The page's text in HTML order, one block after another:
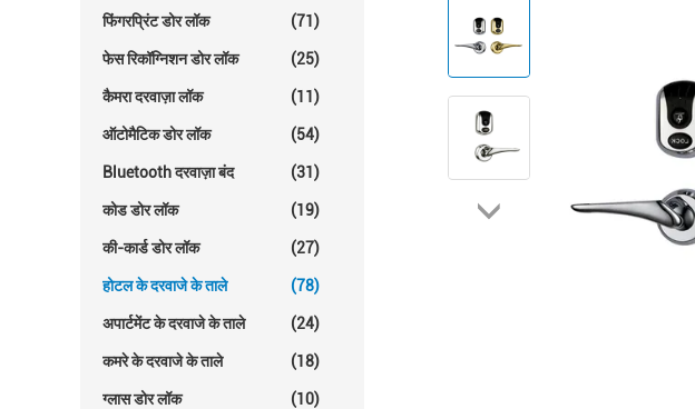
फिंगरप्रिंट डोर लॉक (71)
फेस रिकॉग्निशन डोर लॉक (25)
कैमरा दरवाज़ा लॉक (11)
ऑटोमैटिक डोर लॉक (54)
Bluetooth दरवाज़ा बंद (31)
कोड डोर लॉक (19)
की-कार्ड डोर लॉक (27)
होटल के दरवाजे के ताले (78)
अपार्टमेंट के दरवाजे के ताले (24)
कमरे के दरवाजे के ताले (18)
ग्लास डोर लॉक (10)